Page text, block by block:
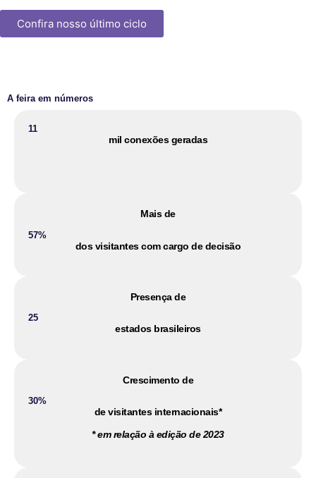
Confira nosso último ciclo
A feira em números
11
mil conexões geradas
Mais de
57%
dos visitantes com cargo de decisão
Presença de
25
estados brasileiros
Crescimento de
30%
de visitantes internacionais*
* em relação à edição de 2023